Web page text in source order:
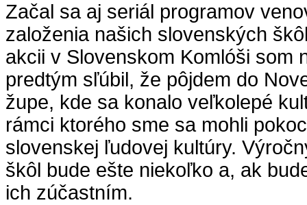
Začal sa aj seriál programov
založenia našich slovenských
akcii v Slovenskom Komlóši som
predtým sľúbil, že pôjdem do
župe, kde sa konalo veľkolepé
rámci ktorého sme sa mohli
slovenskej ľudovej kultúry.
škôl bude ešte niekoľko a, ak
ich zúčastním.